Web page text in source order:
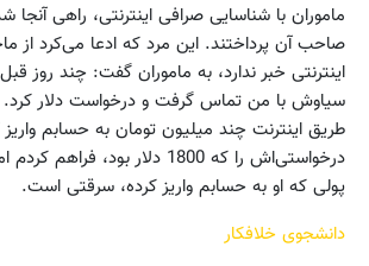
ماموران با شناسایی صرافی اینترنتی، راهی آنجا
صاحب آن پرداختند. این مرد که ادعا می‌کرد از
اینترنتی خبر ندارد، به ماموران گفت: چند روز
سیاوش با من تماس گرفت و درخواست دلار کرد.
طریق اینترنت چند میلیون تومان به حسابم
درخواستی‌اش را که 1800 دلار بود،
پولی که او به حسابم واریز کرده، سرقتی است.
دانشجوی خلافکار